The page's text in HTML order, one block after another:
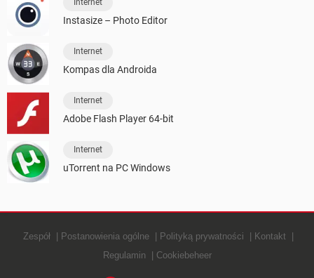
Internet
Instasize – Photo Editor
Internet
Kompas dla Androida
Internet
Adobe Flash Player 64-bit
Internet
uTorrent na PC Windows
Zespół Postanowienia ogólne Polityką prywatności
Kontakt
Regulamin
Cookiebeheer